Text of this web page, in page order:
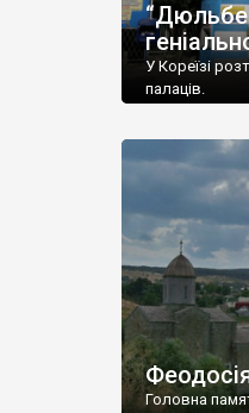
У Кореїзі
палаців.
Головна